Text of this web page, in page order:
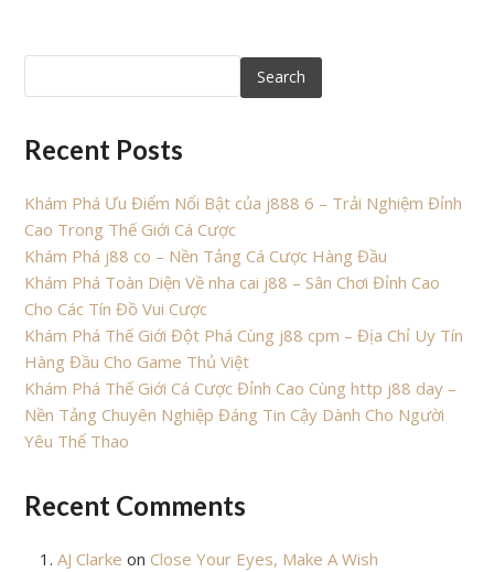
Search
Recent Posts
Khám Phá Ưu Điểm Nổi Bật của j888 6 – Trải Nghiệm Đỉnh
Cao Trong Thế Giới Cá Cược
Khám Phá j88 co – Nền Tảng Cá Cược Hàng Đầu
Khám Phá Toàn Diện Về nha cai j88 – Sân Chơi Đỉnh Cao
Cho Các Tín Đồ Vui Cược
Khám Phá Thế Giới Đột Phá Cùng j88 cpm – Địa Chỉ Uy Tín
Hàng Đầu Cho Game Thủ Việt
Khám Phá Thế Giới Cá Cược Đỉnh Cao Cùng http j88 day –
Nền Tảng Chuyên Nghiệp Đáng Tin Cậy Dành Cho Người
Yêu Thể Thao
Recent Comments
AJ Clarke on Close Your Eyes, Make A Wish